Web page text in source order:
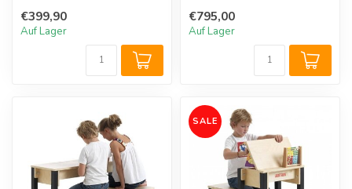
Stü...
€399,90
Auf Lager
€795,00
Auf Lager
SALE